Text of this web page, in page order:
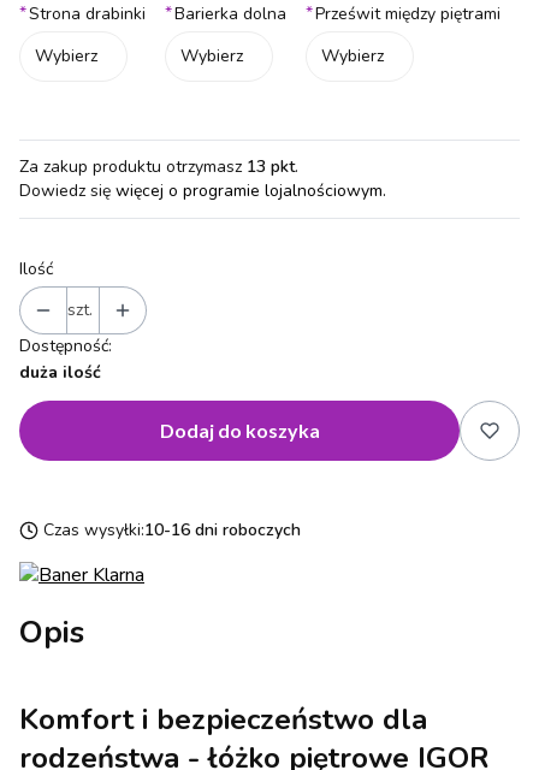
*Strona drabinki
Wybierz
*Barierka dolna
Wybierz
*Prześwit między piętrami
Wybierz
Za zakup produktu otrzymasz 13 pkt.
Dowiedz się więcej o programie lojalnościowym.
Ilość
szt.
Dostępność:
duża ilość
Dodaj do koszyka
Czas wysyłki:10-16 dni roboczych
Opis
Komfort i bezpieczeństwo dla
rodzeństwa - łóżko piętrowe IGOR